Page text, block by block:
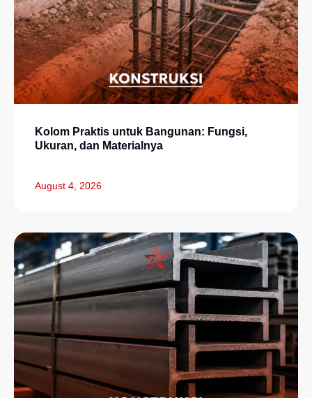
Kolom Praktis untuk Bangunan: Fungsi,
Ukuran, dan Materialnya
August 4, 2026